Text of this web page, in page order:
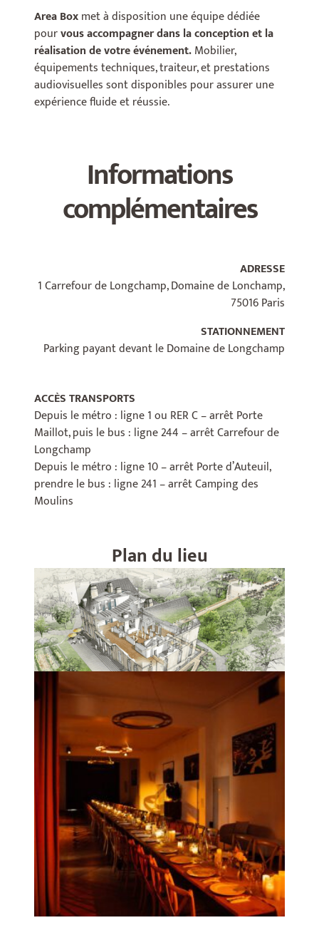
Area Boxmet à disposition une équipe dédiée
pourvous accompagner dans la conception et la
réalisation de votre événement.Mobilier,
équipements techniques, traiteur, et prestations
audiovisuelles sont disponibles pour assurer une
expérience fluide et réussie.
Informations
complémentaires
ADRESSE
1 Carrefour de Longchamp, Domaine de Lonchamp,
75016 Paris
STATIONNEMENT
Parking payant devant le Domaine de Longchamp
ACCÈS TRANSPORTS
Depuis le métro : ligne 1 ou RER C – arrêt Porte
Maillot, puis le bus : ligne 244 – arrêt Carrefour de
Longchamp
Depuis le métro : ligne 10 – arrêt Porte d’Auteuil,
prendre le bus : ligne 241 – arrêt Camping des
Moulins
Plan du lieu
CHÂTEAULONGCHAMP_Garnier_3©AlenaTorgonskaya